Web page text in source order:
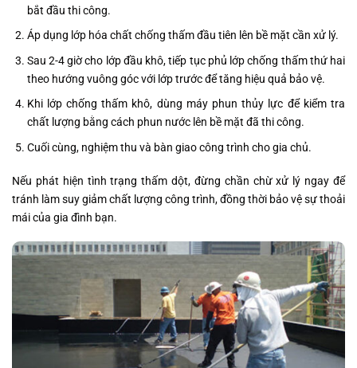
bắt đầu thi công.
Áp dụng lớp hóa chất chống thấm đầu tiên lên bề mặt cần xử lý.
Sau 2-4 giờ cho lớp đầu khô, tiếp tục phủ lớp chống thấm thứ hai
theo hướng vuông góc với lớp trước để tăng hiệu quả bảo vệ.
Khi lớp chống thấm khô, dùng máy phun thủy lực để kiểm tra
chất lượng bằng cách phun nước lên bề mặt đã thi công.
Cuối cùng, nghiệm thu và bàn giao công trình cho gia chủ.
Nếu phát hiện tình trạng thấm dột, đừng chần chừ xử lý ngay để
tránh làm suy giảm chất lượng công trình, đồng thời bảo vệ sự thoải
mái của gia đình bạn.